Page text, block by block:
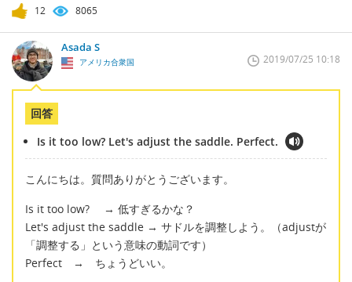
12 8065
Asada S
アメリカ合衆国 2019/07/25 10:18
回答
Is it too low? Let's adjust the saddle. Perfect.
こんにちは。質問ありがとうございます。
Is it too low? → 低すぎるかな？
Let's adjust the saddle → サドルを調整しよう。（adjustが
「調整する」という意味の動詞です）
Perfect → ちょうどいい。